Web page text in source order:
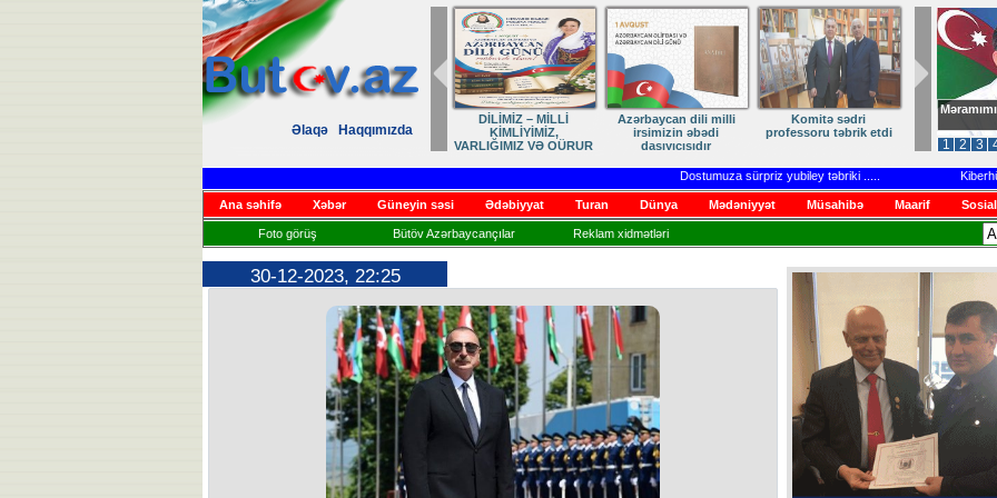
Əlaqə
Haqqımızda
1 2 3
Zəfərdən Qayıdışa –
Həsrətin Sonu Yaxındır
ANA DİLİMİZ – MİLLİ
KİMLİYİMİZDİR
Ruhumuzun manifesti
Dostumuza sürpriz yubiley təbriki .....
Ana səhifə Xəbər Güneyin səsi Ədəbiyyat Turan Dünya Mədəniyyət Müsahibə Maarif
Foto görüş Bütöv Azərbaycançılar Reklam xidmətləri
30-12-2023, 22:25